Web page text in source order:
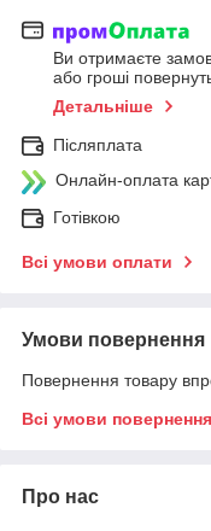
Ви отримаєте
або гроші
Детальніше
Післяплата
Онлайн-оплата
Готівкою
Всі умови оплати
Умови повернення
Повернення товару
Всі умови повернення
Про нас